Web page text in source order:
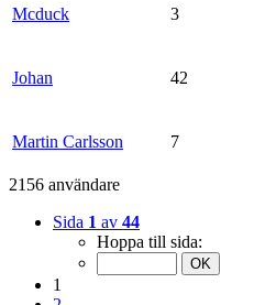
Mcduck 3
Johan 42
Martin Carlsson 7
2156 användare
Sida 1 av 44
Hoppa till sida:
1